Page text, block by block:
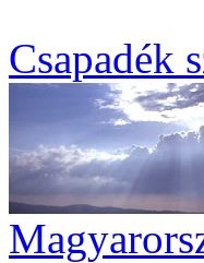
Csapadék